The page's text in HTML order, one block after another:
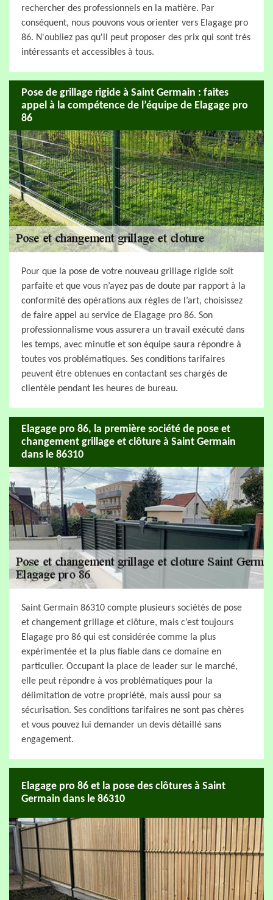
rechercher des professionnels en la matière. Par
conséquent, nous pouvons vous orienter vers Elagage pro
86. N'oubliez pas qu'il peut proposer des prix qui sont très
intéressants et accessibles à tous.
Pose de grillage rigide à Saint Germain : faites
appel à la compétence de l’équipe de Elagage pro
86
Pour que la pose de votre nouveau grillage rigide soit
parfaite et que vous n’ayez pas de doute par rapport à la
conformité des opérations aux règles de l’art, choisissez
de faire appel au service de Elagage pro 86. Son
professionnalisme vous assurera un travail exécuté dans
les temps, avec minutie et son équipe saura répondre à
toutes vos problématiques. Ses conditions tarifaires
peuvent être obtenues en contactant ses chargés de
clientèle pendant les heures de bureau.
Elagage pro 86, la première société de pose et
changement grillage et clôture à Saint Germain
dans le 86310
Saint Germain 86310 compte plusieurs sociétés de pose
et changement grillage et clôture, mais c’est toujours
Elagage pro 86 qui est considérée comme la plus
expérimentée et la plus fiable dans ce domaine en
particulier. Occupant la place de leader sur le marché,
elle peut répondre à vos problématiques pour la
délimitation de votre propriété, mais aussi pour sa
sécurisation. Ses conditions tarifaires ne sont pas chères
et vous pouvez lui demander un devis détaillé sans
engagement.
Elagage pro 86 et la pose des clôtures à Saint
Germain dans le 86310